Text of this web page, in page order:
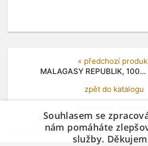
« předchozí
MALAGASY REPUBLIK,
zpět do katalogu
BANGLADÉŠ, 10 Taka
Souhlasem se
nám pomáháte
služby.